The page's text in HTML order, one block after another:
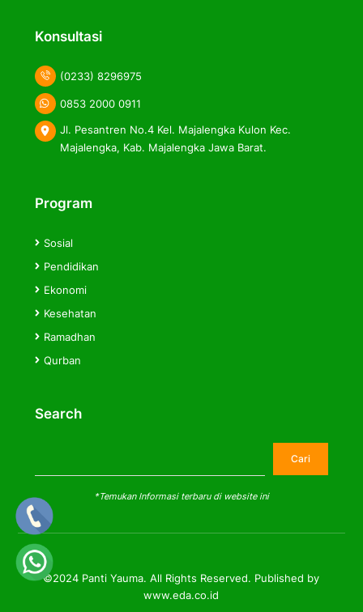
Konsultasi
(0233) 8296975
0853 2000 0911
Jl. Pesantren No.4 Kel. Majalengka Kulon Kec.
Majalengka, Kab. Majalengka Jawa Barat.
Program
Sosial
Pendidikan
Ekonomi
Kesehatan
Ramadhan
Qurban
Search
Cari
*Temukan Informasi terbaru di website ini
©2024 Panti Yauma. All Rights Reserved. Published by
www.eda.co.id